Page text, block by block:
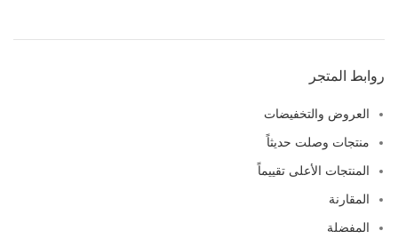
روابط المتجر
العروض والتخفيضات
منتجات وصلت حديثاً
المنتجات الأعلى تقييماً
المقارنة
المفضلة